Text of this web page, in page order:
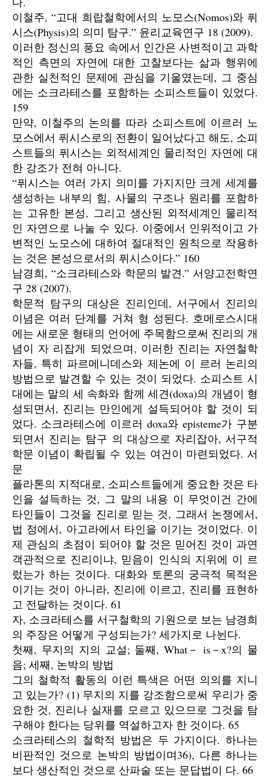
이철주, “고대 희랍철학에서의 노모스(Nomos)와 퓌
시스(Physis)의 의미 탐구.” 윤리교육연구 18 (2009).
이러한 정신의 풍요 속에서 인간은 사변적이고 과학
적인 측면의 자연에 대한 고찰보다는 삶과 행위에
관한 실천적인 문제에 관심을 기울였는데, 그 중심
에는 소크라테스를 포함하는 소피스트들이 있었다.
159
만약, 이철주의 논의를 따라 소피스트에 이르러 노
모스에서 퓌시스로의 전환이 일어났다고 해도, 소피
스트들의 퓌시스는 외적세계인 물리적인 자연에 대
한 강조가 전혀 아니다.
“퓌시스는 여러 가지 의미를 가지지만 크게 세계를
생성하는 내부의 힘, 사물의 구조나 원리를 포함하
는 고유한 본성, 그리고 생산된 외적세계인 물리적
인 자연으로 나눌 수 있다. 이중에서 인위적이고 가
변적인 노모스에 대하여 절대적인 원칙으로 작용하
는 것은 본성으로서의 퓌시스이다.” 160
남경희, “소크라테스와 학문의 발견.” 서양고전학연
구 28 (2007).
학문적 탐구의 대상은 진리인데, 서구에서 진리의
이념은 여러 단계를 거쳐 형 성된다. 호메로스시대
에는 새로운 형태의 언어에 주목함으로써 진리의 개
념이 자 리잡게 되었으며, 이러한 진리는 자연철학
자들, 특히 파르메니데스와 제논에 이 르러 논리의
방법으로 발견할 수 있는 것이 되었다. 소피스트 시
대에는 말의 세 속화와 함께 세견(doxa)의 개념이 형
성되면서, 진리는 만인에게 설득되어야 할 것이 되
었다. 소크라테스에 이르러 doxa와 episteme가 구분
되면서 진리는 탐구 의 대상으로 자리잡아, 서구적
학문 이념이 확립될 수 있는 여건이 마련되었다. 서
문
플라톤의 지적대로, 소피스트들에게 중요한 것은 타
인을 설득하는 것, 그 말의 내용 이 무엇이건 간에
타인들이 그것을 진리로 믿는 것, 그래서 논쟁에서,
법 정에서, 아고라에서 타인을 이기는 것이었다. 이
제 관심의 초점이 되어야 할 것은 믿어진 것이 과연
객관적으로 진리이냐, 믿음이 인식의 지위에 이 르
렀는가 하는 것이다. 대화와 토론의 궁극적 목적은
이기는 것이 아니라, 진리에 이르고, 진리를 표현하
고 전달하는 것이다. 61
자, 소크라테스를 서구철학의 기원으로 보는 남경희
의 주장은 어떻게 구성되는가? 세가지로 나뉜다.
첫째, 무지의 지의 교설; 둘째, What－ is－x?의 물
음; 세째, 논박의 방법
그의 철학적 활동의 이런 특색은 어떤 의의를 지니
고 있는가? (1) 무지의 지를 강조함으로써 우리가 중
요한 것, 진리나 실재를 모르고 있으므로 그것을 탐
구해야 한다는 당위를 역설하고자 한 것이다. 65
소크라테스의 철학적 방법은 두 가지이다. 하나는
비판적인 것으로 논박의 방법이며36), 다른 하나는
보다 생산적인 것으로 산파술 또는 문답법이 다. 66